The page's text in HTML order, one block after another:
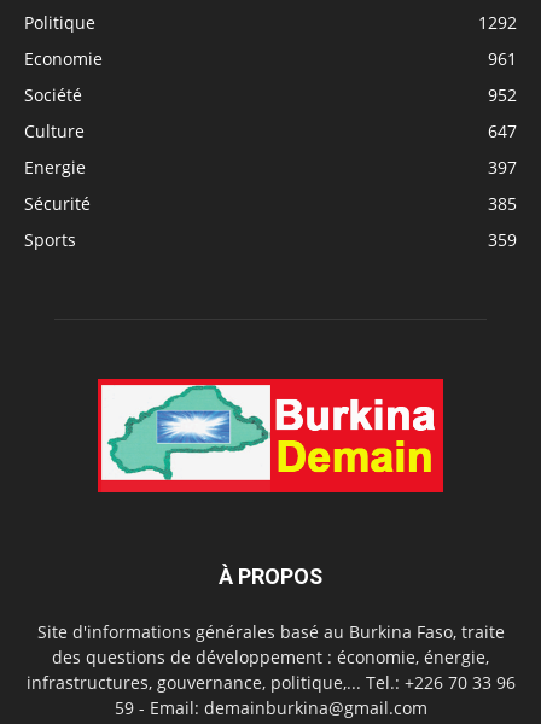
Politique
1292
Economie
961
Société
952
Culture
647
Energie
397
Sécurité
385
Sports
359
À PROPOS
Site d'informations générales basé au Burkina Faso, traite
des questions de développement : économie, énergie,
infrastructures, gouvernance, politique,... Tel.: +226 70 33 96
59 - Email: demainburkina@gmail.com